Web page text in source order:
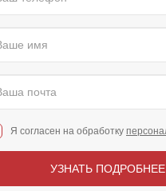
Я согласен на обработку
УЗНАТЬ ПОДРОБНЕЕ